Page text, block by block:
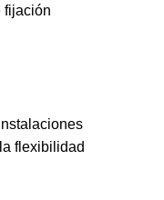
fijación
flexibilidad